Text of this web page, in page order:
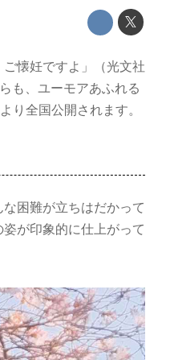
懐妊ですよ」（光文社
も、ユーモアあふれる
り全国公開されます。
困難が立ちはだかって
が印象的に仕上がって